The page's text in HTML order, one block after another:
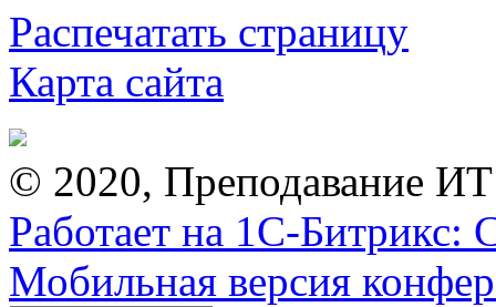
Распечатать страницу
Карта сайта
© 2020, Преподавание
Работает на 1С-Битрикс:
Мобильная версия